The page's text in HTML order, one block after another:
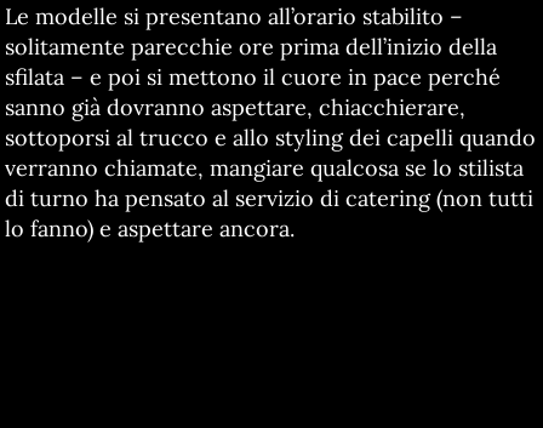
Le modelle si presentano all’orario stabilito –
solitamente parecchie ore prima dell’inizio della
sfilata – e poi si mettono il cuore in pace perché
sanno già dovranno aspettare, chiacchierare,
sottoporsi al trucco e allo styling dei capelli quando
verranno chiamate, mangiare qualcosa se lo stilista
di turno ha pensato al servizio di catering (non tutti
lo fanno) e aspettare ancora.